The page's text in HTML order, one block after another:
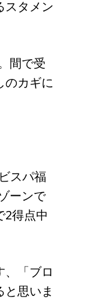
スタメン
間で受
のカギに
スパ福
ーンで
2得点中
「ブロ
思いま